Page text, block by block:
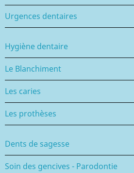
Urgences dentaires
Hygiène dentaire
Le Blanchiment
Les caries
Les prothèses
Dents de sagesse
Soin des gencives - Parodontie